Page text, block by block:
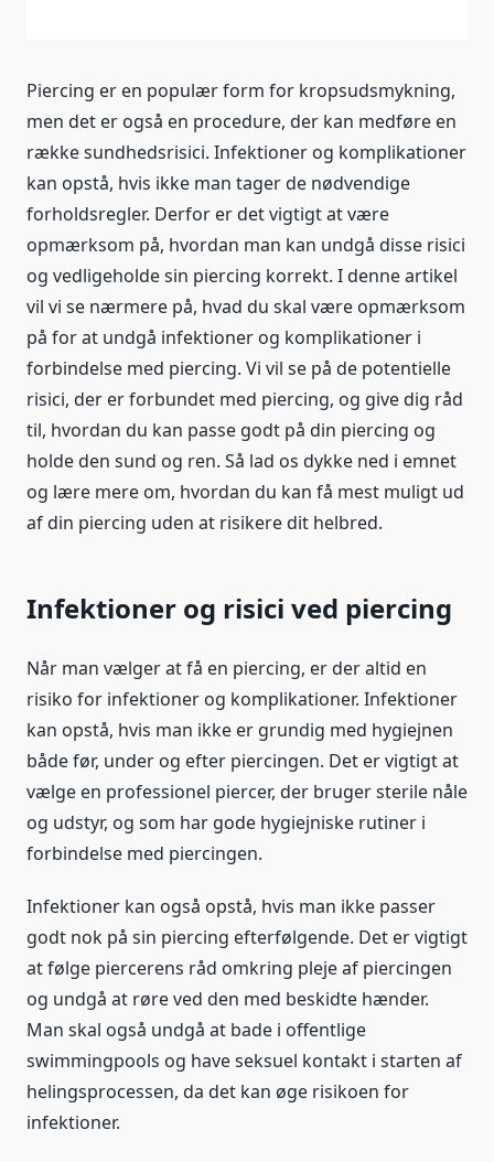
Piercing er en populær form for kropsudsmykning,
men det er også en procedure, der kan medføre en
række sundhedsrisici. Infektioner og komplikationer
kan opstå, hvis ikke man tager de nødvendige
forholdsregler. Derfor er det vigtigt at være
opmærksom på, hvordan man kan undgå disse risici
og vedligeholde sin piercing korrekt. I denne artikel
vil vi se nærmere på, hvad du skal være opmærksom
på for at undgå infektioner og komplikationer i
forbindelse med piercing. Vi vil se på de potentielle
risici, der er forbundet med piercing, og give dig råd
til, hvordan du kan passe godt på din piercing og
holde den sund og ren. Så lad os dykke ned i emnet
og lære mere om, hvordan du kan få mest muligt ud
af din piercing uden at risikere dit helbred.
Infektioner og risici ved piercing
Når man vælger at få en piercing, er der altid en
risiko for infektioner og komplikationer. Infektioner
kan opstå, hvis man ikke er grundig med hygiejnen
både før, under og efter piercingen. Det er vigtigt at
vælge en professionel piercer, der bruger sterile nåle
og udstyr, og som har gode hygiejniske rutiner i
forbindelse med piercingen.
Infektioner kan også opstå, hvis man ikke passer
godt nok på sin piercing efterfølgende. Det er vigtigt
at følge piercerens råd omkring pleje af piercingen
og undgå at røre ved den med beskidte hænder.
Man skal også undgå at bade i offentlige
swimmingpools og have seksuel kontakt i starten af
helingsprocessen, da det kan øge risikoen for
infektioner.